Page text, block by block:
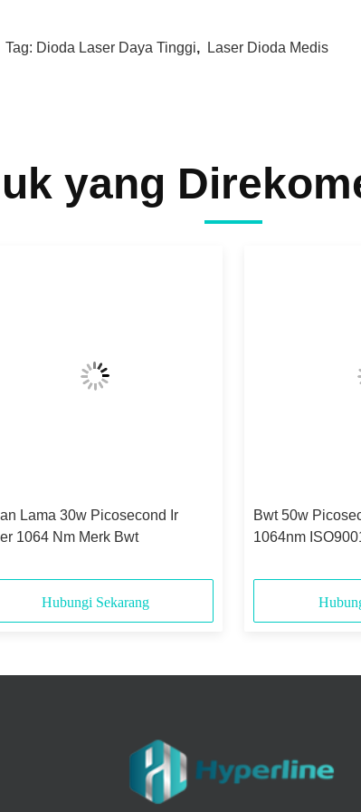
Tag: Dioda Laser Daya Tinggi, Laser Dioda Medis
yang
Lama 30w Picosecond Ir
1064 Nm Merk Bwt
Hubungi Sekarang
Bwt 50w
1064nm